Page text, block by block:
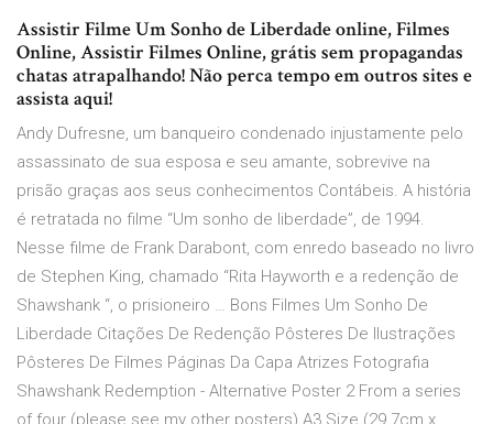
Assistir Filme Um Sonho de Liberdade online, Filmes
Online, Assistir Filmes Online, grátis sem propagandas
chatas atrapalhando! Não perca tempo em outros sites e
assista aqui!
Andy Dufresne, um banqueiro condenado injustamente pelo
assassinato de sua esposa e seu amante, sobrevive na
prisão graças aos seus conhecimentos Contábeis. A história
é retratada no filme “Um sonho de liberdade”, de 1994.
Nesse filme de Frank Darabont, com enredo baseado no livro
de Stephen King, chamado “Rita Hayworth e a redenção de
Shawshank “, o prisioneiro … Bons Filmes Um Sonho De
Liberdade Citações De Redenção Pôsteres De Ilustrações
Pôsteres De Filmes Páginas Da Capa Atrizes Fotografia
Shawshank Redemption - Alternative Poster 2 From a series